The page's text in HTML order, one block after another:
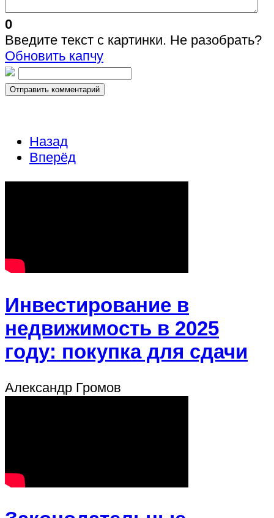
0
Введите текст с картинки. Не разобрать?
Обновить капчу
Отправить комментарий
Назад
Вперёд
Инвестирование в
недвижимость в 2025
году: покупка для сдачи
Александр Громов